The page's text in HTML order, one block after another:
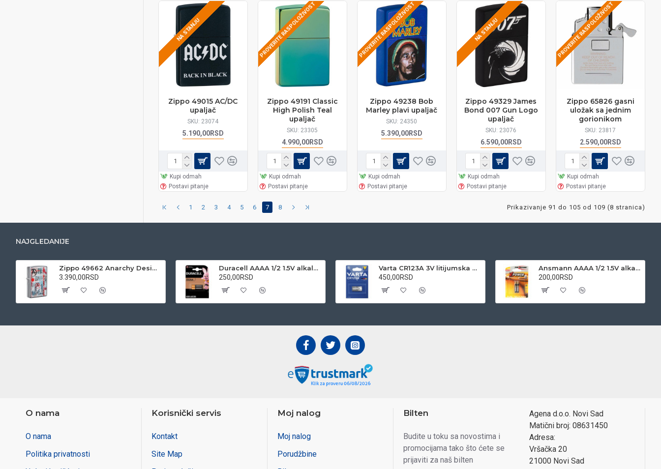
NA STANJU
SKU: 23074
Zippo 49015 AC/DC
upaljač
5.190,00RSD
Kupi odmah
Postavi pitanje
PROVERITE RASPOLOŽIVOST
SKU: 23305
Zippo 49191 Classic
High Polish Teal
upaljač
4.990,00RSD
Kupi odmah
Postavi pitanje
PROVERITE RASPOLOŽIVOST
SKU: 24350
Zippo 49238 Bob
Marley plavi upaljač
5.390,00RSD
Kupi odmah
Postavi pitanje
NA STANJU
SKU: 23076
Zippo 49329 James
Bond 007 Gun Logo
upaljač
6.590,00RSD
Kupi odmah
Postavi pitanje
PROVERITE RASPOLOŽIVOST
SKU: 23817
Zippo 65826 gasni
uložak sa jednim
gorionikom
2.590,00RSD
Kupi odmah
Postavi pitanje
1 2 3 4 5 6 7 8 Prikazivanje 91 do 105 od 109 (8 stranica)
NAJGLEDANIJE
Zippo 49662 Anarchy Design upaljač
3.390,00RSD
Duracell AAAA 1/2 1.5V alkalna baterija
250,00RSD
Varta CR123A 3V litijumska baterija
450,00RSD
Ansmann AAAA 1/2 1.5V alkalna baterija
200,00RSD
O nama
O nama
Politika privatnosti
Korisnički servis
Kontakt
Site Map
Moj nalog
Moj nalog
Porudžbine
Bilten
Budite u toku sa novostima i
promocijama tako što ćete se
prijaviti za naš bilten
Agena d.o.o. Novi Sad
Matični broj: 08631450
Adresa:
Vršačka 20
21000 Novi Sad